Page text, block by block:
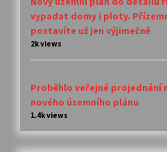
vypadat domy i ploty.
postavíte už jen výjimečně
2k views
Proběhlo veřejné projednání
nového územního plánu
1.4k views